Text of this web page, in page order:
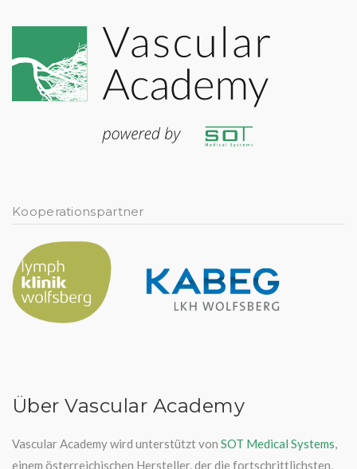
Über Vascular Academy
Vascular Academy wird unterstützt von SOT Medical Systems,
einem österreichischen Hersteller, der die fortschrittlichsten,
Kooperationspartner